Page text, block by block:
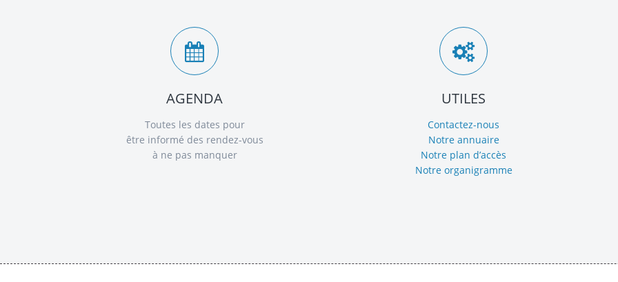
AGENDA
Toutes les dates pour
être informé des rendez-vous
à ne pas manquer
UTILES
Contactez-nous
Notre annuaire
Notre plan d’accès
Notre organigramme